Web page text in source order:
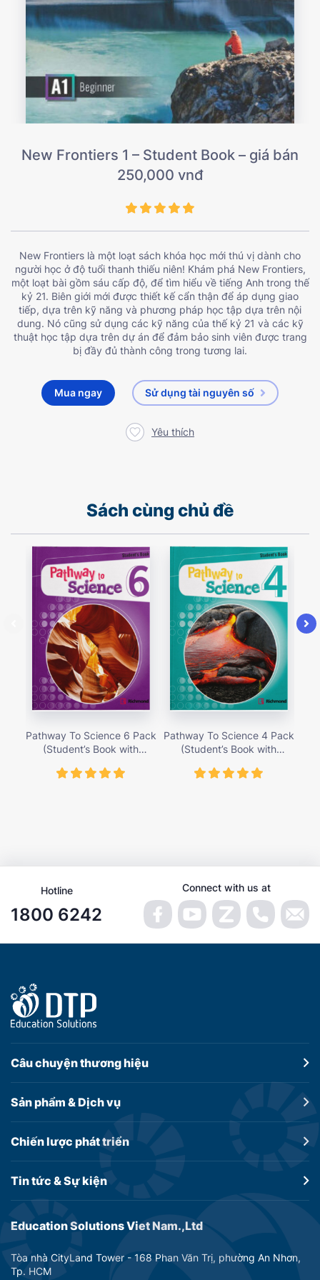
New Frontiers 1 – Student Book – giá bán
250,000 vnđ
New Frontiers là một loạt sách khóa học mới thú vị dành cho
người học ở độ tuổi thanh thiếu niên! Khám phá New Frontiers,
một loạt bài gồm sáu cấp độ, để tìm hiểu về tiếng Anh trong thế
kỷ 21. Biên giới mới được thiết kế cẩn thận để áp dụng giao
tiếp, dựa trên kỹ năng và phương pháp học tập dựa trên nội
dung. Nó cũng sử dụng các kỹ năng của thế kỷ 21 và các kỹ
thuật học tập dựa trên dự án để đảm bảo sinh viên được trang
bị đầy đủ thành công trong tương lai.
Mua ngay Sử dụng tài nguyên số
Yêu thích
Sách cùng chủ đề
Pathway To Science 6 Pack
(Student’s Book with
419,000 vnđ
Pathway To Science 4 Pack
(Student’s Book with
419,000 vnđ
Hotline
1800 6242
Connect with us at
Education Solutions Viet Nam.,Ltd
Tòa nhà CityLand Tower - 168 Phan Văn Trị, phường An Nhơn,
Tp. HCM
Câu chuyệnthương hiệu
Sản phẩm &Dịch vụ
Chiến lược phát triển
Tin tức &Sự kiện